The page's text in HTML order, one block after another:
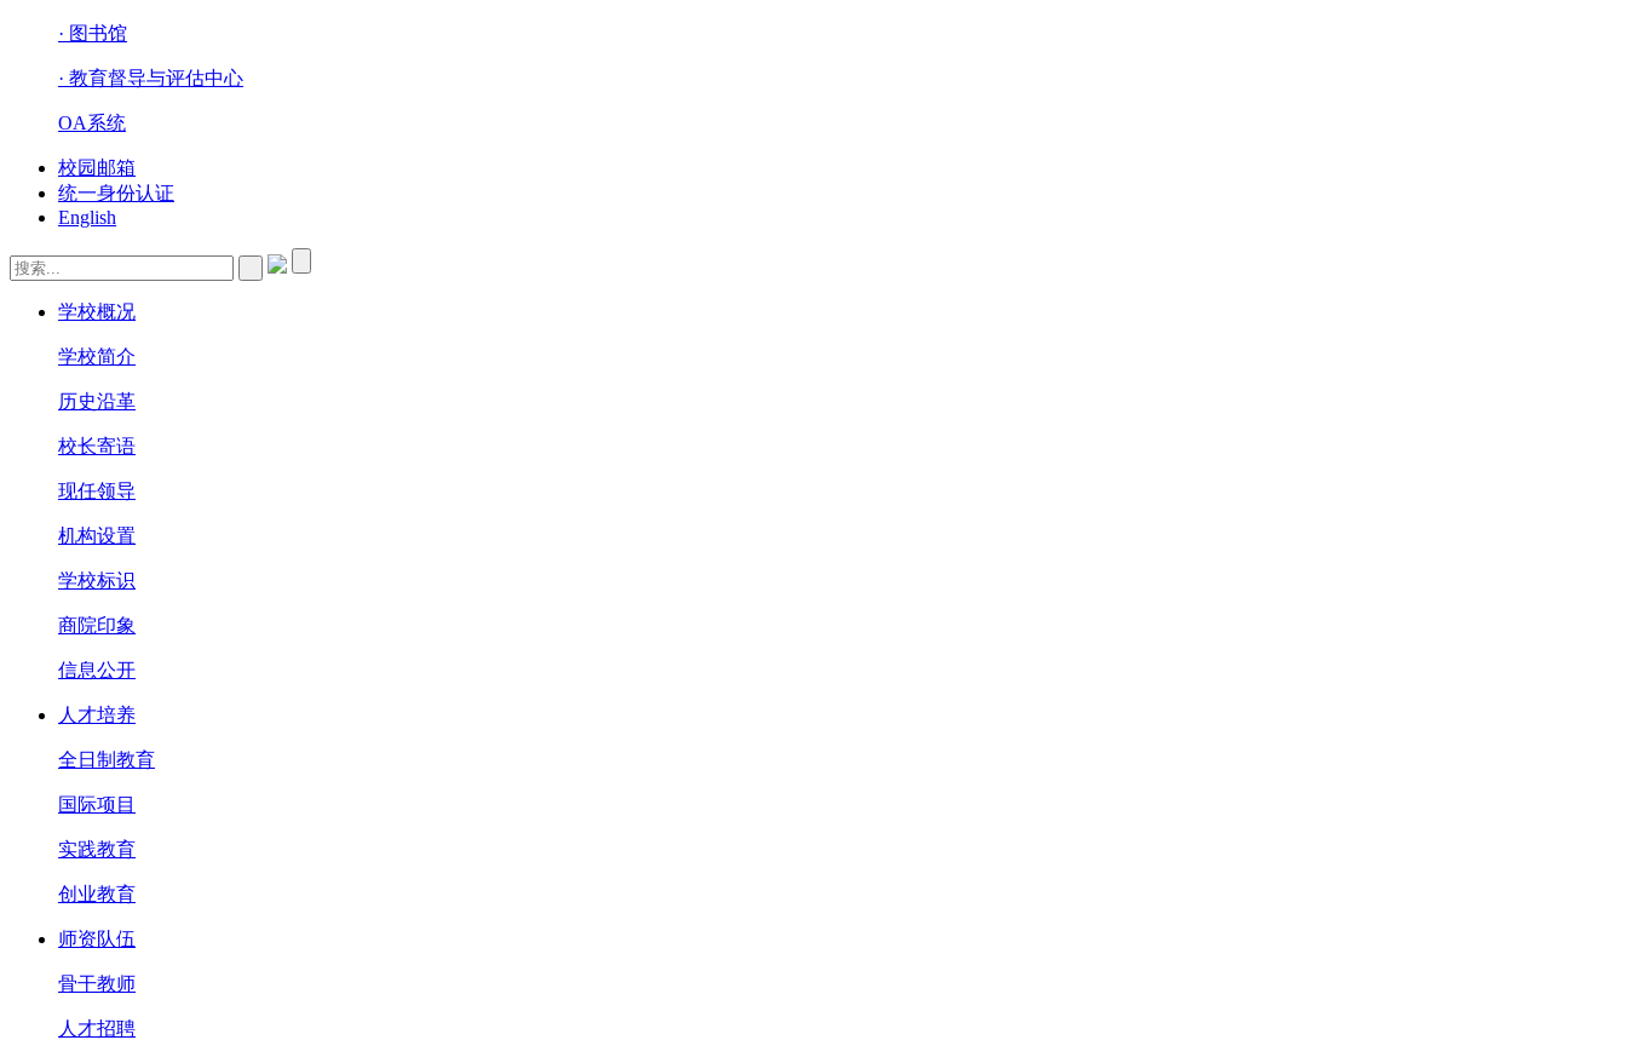
· 图书馆
· 教育督导与评估中心
OA系统
校园邮箱
统一身份认证
English
学校概况
学校简介
历史沿革
校长寄语
现任领导
机构设置
学校标识
商院印象
信息公开
人才培养
全日制教育
国际项目
实践教育
创业教育
师资队伍
骨干教师
人才招聘